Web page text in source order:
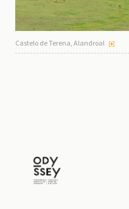
Castelo de Terena, Alandroal